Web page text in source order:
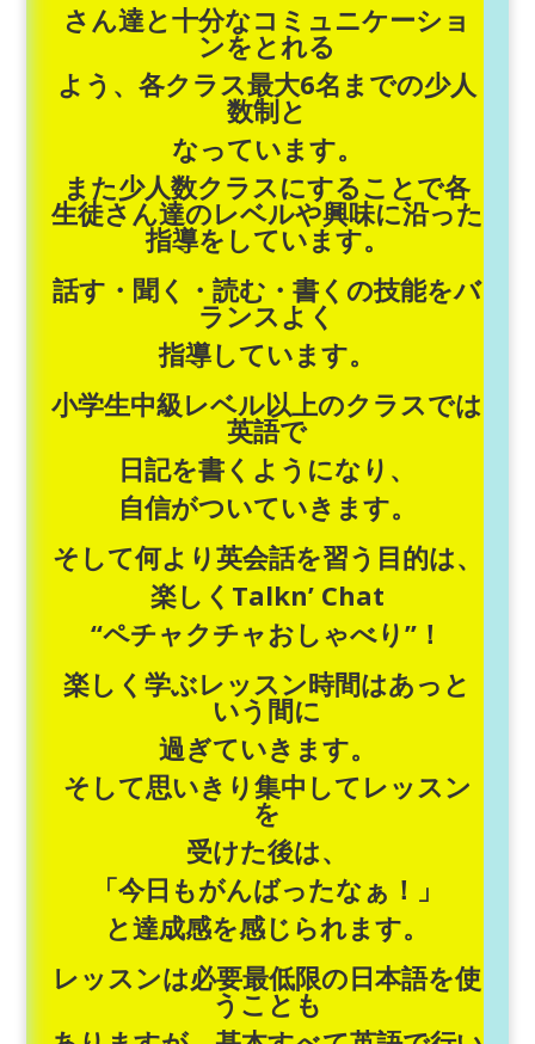
さん達と十分なコミュニケーショ
ンをとれる
よう、各クラス最大6名までの少人
数制と
なっています。
また少人数クラスにすることで各
生徒さん達のレベルや興味に沿った
指導を しています。
話す・聞く・読む・書くの技能をバ
ランスよく
指導しています。
小学生中級レベル以上のクラスでは
英語で
日記を書くようになり、
自信がついていきます。
そして何より英会話を習う目的は、
楽しくTalkn’ Chat
“ペチャクチャおしゃべり”！
楽しく学ぶレッスン時間はあっと
いう間に
過ぎていきます。
そして思いきり集中してレッスン
を
受けた後は、
「今日もがんばったなぁ！」
と達成感を感じられます。
レッスンは必要最低限の日本語を使
うことも